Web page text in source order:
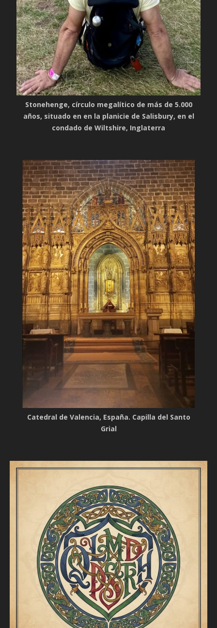
Stonehenge, círculo megalítico de más de 5.000
años, situado en en la planicie de Salisbury, en el
condado de Wiltshire, Inglaterra
Catedral de Valencia, España. Capilla del Santo
Grial